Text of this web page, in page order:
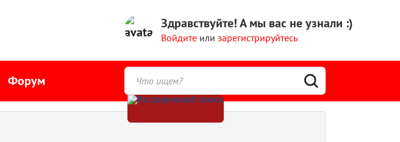
Здравствуйте!А мы вас не узнали :)
Войдите или зарегистрируйтесь
Форум